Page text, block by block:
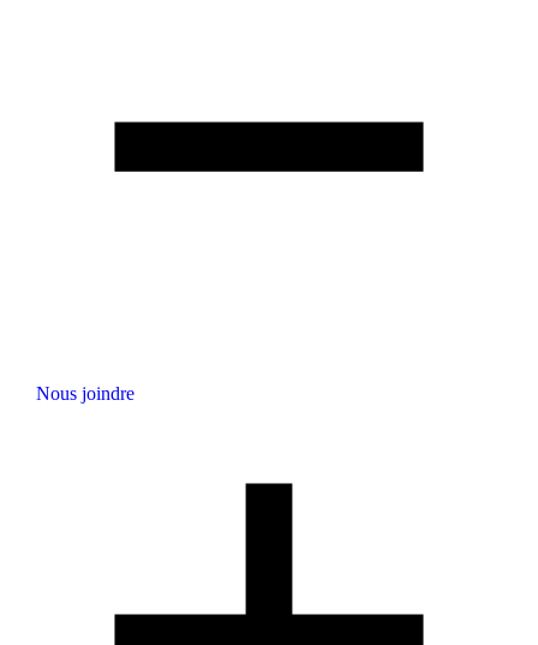
Nous joindre